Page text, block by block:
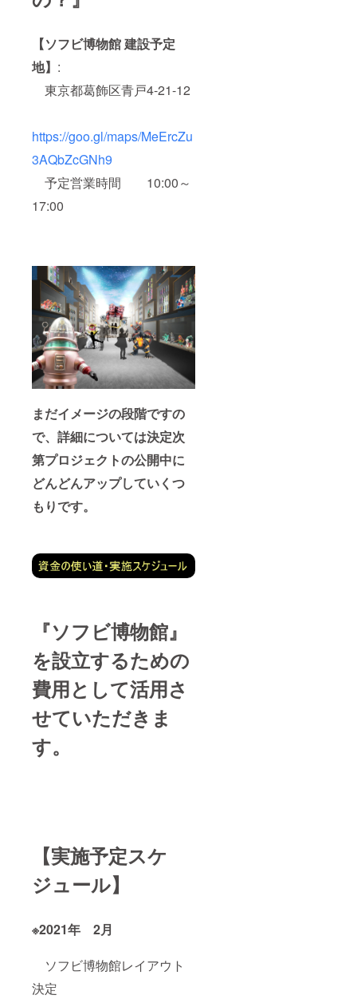
【ソフビ博物館 建設予定
地】 :
東京都葛飾区青戸4-21-12
https://goo.gl/maps/MeErcZu
3AQbZcGNh9
予定営業時間 10:00～
17:00
まだイメージの段階ですの
で、詳細については決定次
第プロジェクトの公開中に
どんどんアップしていくつ
もりです。
『ソフビ博物館』
を設立するための
費用として活用さ
せていただきま
す。
【実施予定スケ
ジュール】
※2021年 2月
ソフビ博物館レイアウト
決定